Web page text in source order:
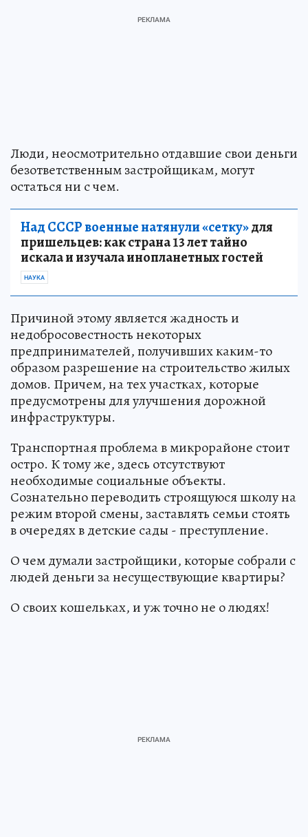
Люди, неосмотрительно отдавшие свои деньги
безответственным застройщикам, могут
остаться ни с чем.
Над СССР военные натянули «сетку»для
пришельцев: как страна 13 лет тайно
искала и изучала инопланетных гостей
НАУКА
Причиной этому является жадность и
недобросовестность некоторых
предпринимателей, получивших каким-то
образом разрешение на строительство жилых
домов. Причем, на тех участках, которые
предусмотрены для улучшения дорожной
инфраструктуры.
Транспортная проблема в микрорайоне стоит
остро. К тому же, здесь отсутствуют
необходимые социальные объекты.
Сознательно переводить строящуюся школу на
режим второй смены, заставлять семьи стоять
в очередях в детские сады - преступление.
О чем думали застройщики, которые собрали с
людей деньги за несуществующие квартиры?
О своих кошельках, и уж точно не о людях!